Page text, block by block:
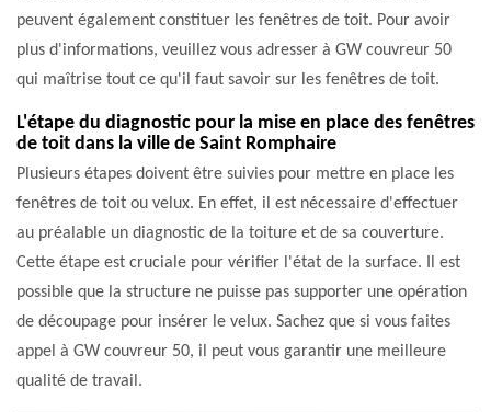
peuvent également constituer les fenêtres de toit. Pour avoir
plus d'informations, veuillez vous adresser à GW couvreur 50
qui maîtrise tout ce qu'il faut savoir sur les fenêtres de toit.
L'étape du diagnostic pour la mise en place des fenêtres
de toit dans la ville de Saint Romphaire
Plusieurs étapes doivent être suivies pour mettre en place les
fenêtres de toit ou velux. En effet, il est nécessaire d'effectuer
au préalable un diagnostic de la toiture et de sa couverture.
Cette étape est cruciale pour vérifier l'état de la surface. Il est
possible que la structure ne puisse pas supporter une opération
de découpage pour insérer le velux. Sachez que si vous faites
appel à GW couvreur 50, il peut vous garantir une meilleure
qualité de travail.